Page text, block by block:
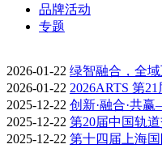
品牌活动
专题
2026-01-22 绿智融合，全
2026-01-22 2026ARTS 第
2025-12-22 创新·融合·共
2025-12-22 第20届中国轨
2025-12-22 第十四届上海